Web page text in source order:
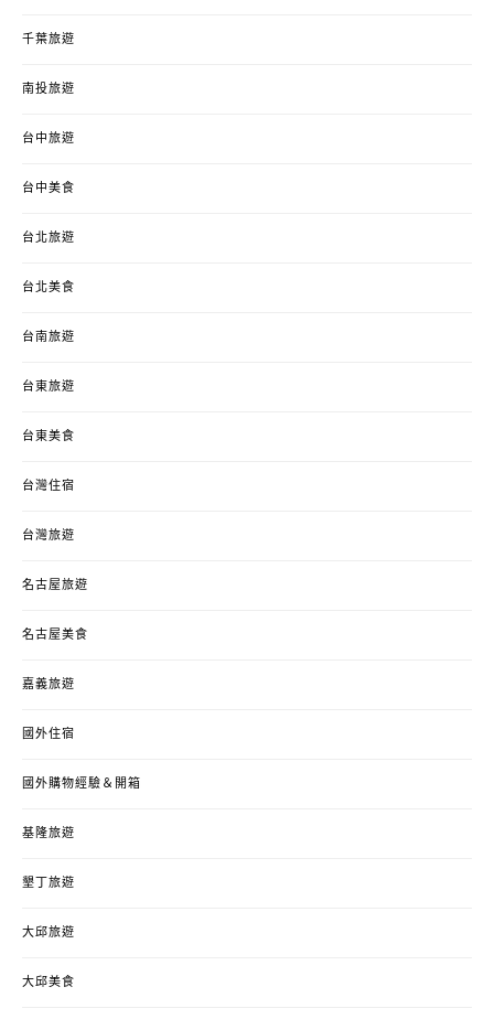
千葉旅遊
南投旅遊
台中旅遊
台中美食
台北旅遊
台北美食
台南旅遊
台東旅遊
台東美食
台灣住宿
台灣旅遊
名古屋旅遊
名古屋美食
嘉義旅遊
國外住宿
國外購物經驗＆開箱
基隆旅遊
墾丁旅遊
大邱旅遊
大邱美食